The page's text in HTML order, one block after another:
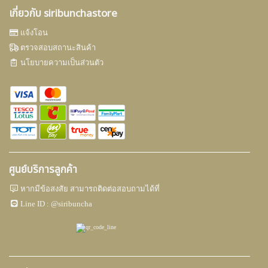
เกี่ยวกับ siribunchastore
แจ้งโอน
ตรวจสอบสถานะสินค้า
นโยบายความเป็นส่วนตัว
ศูนย์บริการลูกค้า
หากมีข้อสงสัย สามารถติดต่อสอบถามได้ที่
Line ID :@siribuncha